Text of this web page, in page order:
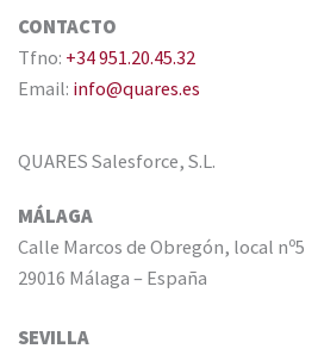
CONTACTO
Tfno: +34 951.20.45.32
Email: info@quares.es
QUARES Salesforce, S.L.
MÁLAGA
Calle Marcos de Obregón, local nº5
29016 Málaga – España
SEVILLA